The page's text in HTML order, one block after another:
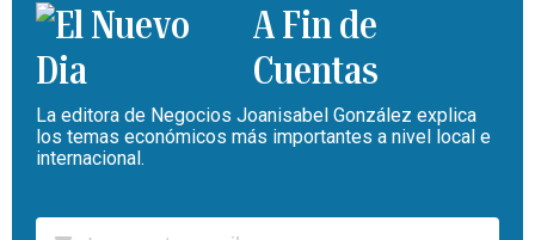
A Fin de
Cuentas
La editora de Negocios Joanisabel González explica
los temas económicos más importantes a nivel local e
internacional.